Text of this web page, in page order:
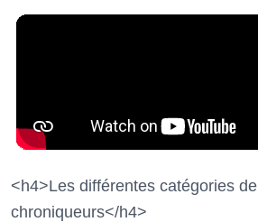
<h4>Les différentes catégories de
chroniqueurs</h4>